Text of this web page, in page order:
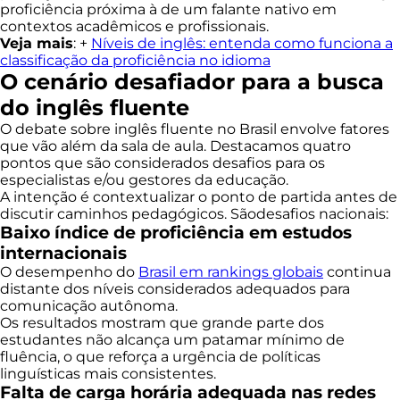
proficiência próxima à de um falante nativo em
contextos acadêmicos e profissionais.
Veja mais: + Níveis de inglês: entenda como funciona a
classificação da proficiência no idioma
O cenário desafiador para a busca
do inglês fluente
O debate sobre inglês fluente no Brasil envolve fatores
que vão além da sala de aula. Destacamos quatro
pontos que são considerados desafios para os
especialistas e/ou gestores da educação.
A intenção é contextualizar o ponto de partida antes de
discutir caminhos pedagógicos. Sãodesafios nacionais:
Baixo índice de proficiência em estudos
internacionais
O desempenho do Brasil em rankings globais continua
distante dos níveis considerados adequados para
comunicação autônoma.
Os resultados mostram que grande parte dos
estudantes não alcança um patamar mínimo de
fluência, o que reforça a urgência de políticas
linguísticas mais consistentes.
Falta de carga horária adequada nas redes